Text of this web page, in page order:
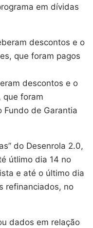
em dívidas
descontos e o
que foram pagos
descontos e o
que foram
Fundo de Garantia
do Desenrola 2.0,
útlimo dia 14 no
e até o último dia
refinanciados, no
dados em relação